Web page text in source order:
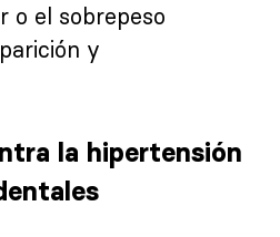
o el sobrepeso
y
la hipertensión